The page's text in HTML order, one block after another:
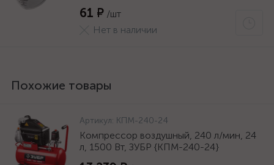
61 ₽ /шт
Нет в наличии
Похожие товары
Артикул: КПМ-240-24
Компрессор воздушный, 240 л/мин, 24
л, 1500 Вт, ЗУБР {КПМ-240-24}